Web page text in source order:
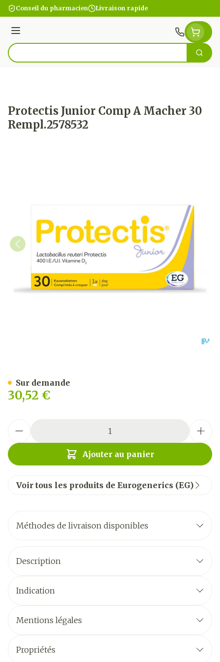
Aller au contenu
Conseil du pharmacien Livraison rapide
Menu
Rechercher
Protectis Junior Comp A Macher 30
Rempl.2578532
30,52 €
Ajouter au panier
Sur demande
Voir tous les produits de Eurogenerics (EG)
Méthodes de livraison disponibles
Description
Indication
Mentions légales
Propriétés